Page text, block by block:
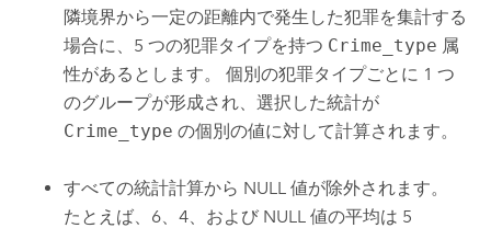
隣境界から一定の距離内で発生した犯罪を集計する
場合に、5 つの犯罪タイプを持つ Crime_type 属
性があるとします。 個別の犯罪タイプごとに 1 つ
のグループが形成され、選択した統計が
Crime_type の個別の値に対して計算されます。
すべての統計計算から NULL 値が除外されます。
たとえば、6、4、および NULL 値の平均は 5